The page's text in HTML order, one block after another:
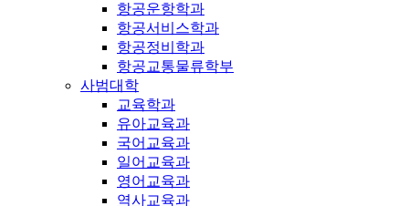
항공운항학과
항공서비스학과
항공정비학과
항공교통물류학부
사범대학
교육학과
유아교육과
국어교육과
일어교육과
영어교육과
역사교육과